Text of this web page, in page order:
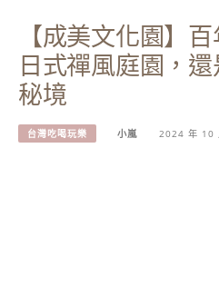
【成美文化園】
日式禪風庭園，
秘境
台灣吃喝玩樂 小嵐 2024 年 10